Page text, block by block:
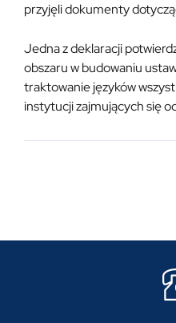
przyjęli dokumenty
Jedna z deklaracji
obszaru w budowaniu
traktowanie języków
instytucji zajmujących się